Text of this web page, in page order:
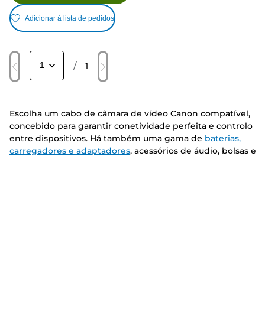
Adicionar à lista de pedidos
/ 1
Escolha um cabo de câmara de vídeo Canon compatível,
concebido para garantir conetividade perfeita e controlo
entre dispositivos. Há também uma gama de baterias,
carregadores e adaptadores, acessórios de áudio, bolsas e